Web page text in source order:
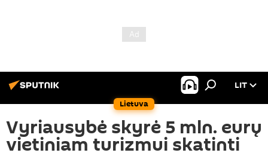
Lietuva
LIT
Vyriausybė skyrė 5 mln. eurų
vietiniam turizmui skatinti